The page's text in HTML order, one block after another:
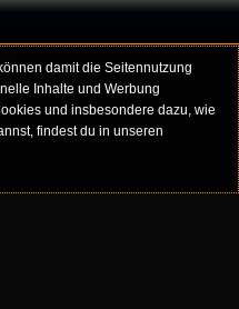
damit die Seitennutzung
Inhalte und Werbung
und insbesondere dazu, wie
findest du in unseren